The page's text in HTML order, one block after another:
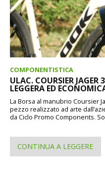
COMPONENTISTICA
ULAC. COURSIER
LEGGERA ED
La Borsa al manubrio Coursier
pezzo realizzato ad arte
da Ciclo Promo Components.
CONTINUA A LEGGERE